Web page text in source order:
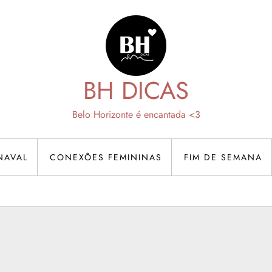
BH DICAS
Belo Horizonte é encantada <3
CONEXÕES FEMININAS FIM DE SEMANA